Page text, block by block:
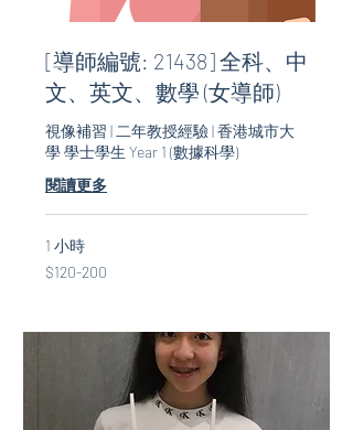
[導師編號: 21438] 全科、中
文、英文、數學 (女導師)
視像補習 | 二年教授經驗 | 香港城市大
學 學士學生 Year 1 (數據科學)
閱讀更多
1 小時
$120-
200
$120-200